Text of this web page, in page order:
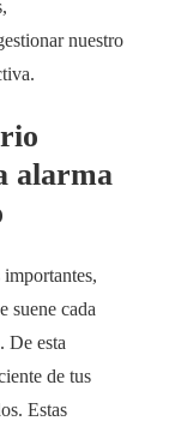
nuestro
alarma
suene cada
De esta
de tus
Estas